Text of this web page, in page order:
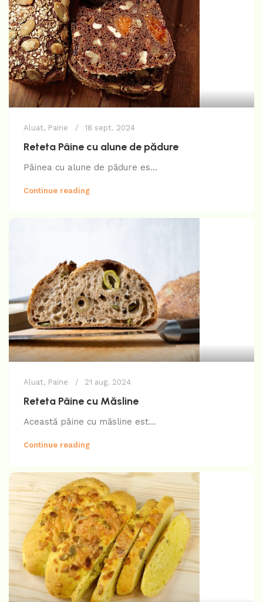
Aluat, Paine 18 sept. 2024
Reteta Pâine cu alune de pădure
Pâinea cu alune de pădure es...
Continue reading
Aluat, Paine 21 aug. 2024
Reteta Pâine cu Măsline
Această pâine cu măsline est...
Continue reading